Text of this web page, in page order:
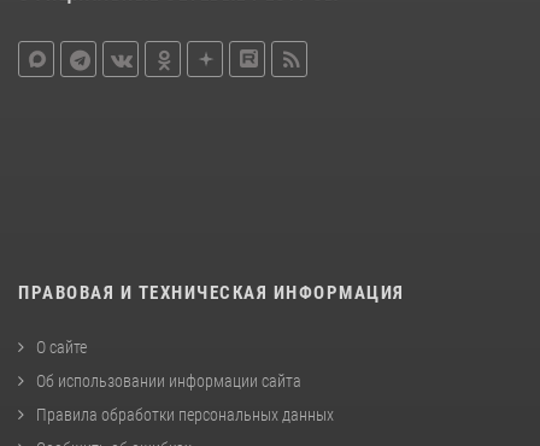
ПРАВОВАЯ И ТЕХНИЧЕСКАЯ ИНФОРМАЦИЯ
О сайте
Об использовании информации сайта
Правила обработки персональных данных